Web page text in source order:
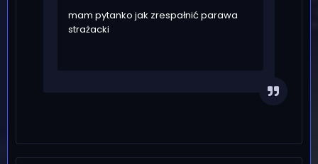
mam pytanko jak zrespałnić parawa
strażacki